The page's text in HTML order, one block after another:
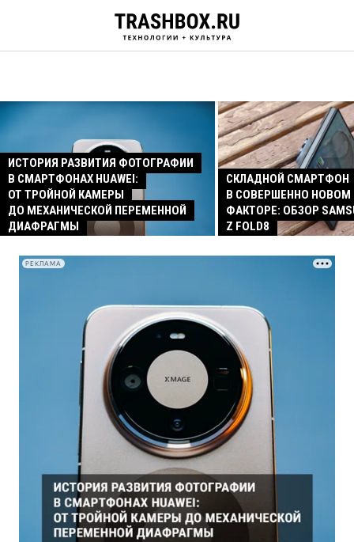
ИСТОРИЯ РАЗВИТИЯ ФОТОГРАФИИ
В СМАРТФОНАХ HUAWEI:
ОТ ТРОЙНОЙ КАМЕРЫ
ДО МЕХАНИЧЕСКОЙ ПЕРЕМЕННОЙ
ДИАФРАГМЫ
СКЛАДНОЙ СМАРТФОН
В СОВЕРШЕННО
ФАКТОРЕ: ОБЗОР
Z FOLD8
РЕКЛАМА